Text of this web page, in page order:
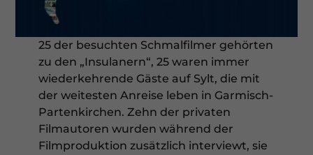
25 der besuchten Schmalfilmer gehörten
zu den „Insulanern“, 25 waren immer
wiederkehrende Gäste auf Sylt, die mit
der weitesten Anreise leben in Garmisch-
Partenkirchen. Zehn der privaten
Filmautoren wurden während der
Filmproduktion zusätzlich interviewt, sie